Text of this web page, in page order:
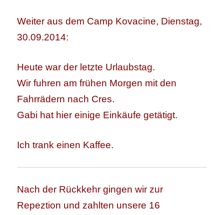
Weiter aus dem Camp Kovacine, Dienstag,
30.09.2014:
Heute war der letzte Urlaubstag.
Wir fuhren am frühen Morgen mit den
Fahrrädern nach Cres.
Gabi hat hier einige Einkäufe getätigt.
Ich trank einen Kaffee.
Nach der Rückkehr gingen wir zur
Repeztion und zahlten unsere 16